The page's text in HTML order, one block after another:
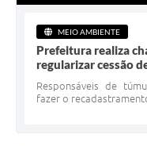
MEIO AMBIENTE
Prefeitura realiza
regularizar cessão
Responsáveis de
fazer o